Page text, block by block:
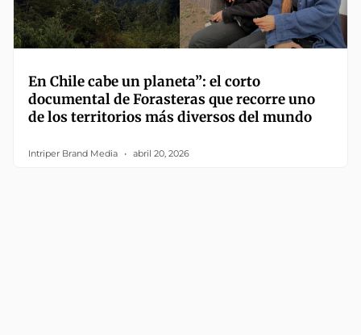
En Chile cabe un planeta”: el corto
documental de Forasteras que recorre uno
de los territorios más diversos del mundo
Intriper Brand Media abril 20, 2026